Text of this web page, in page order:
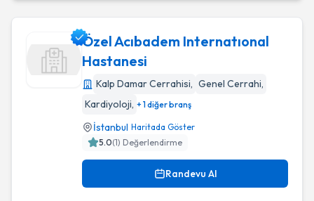
Özel Acıbadem Internatıonal
Hastanesi
Kalp Damar Cerrahisi, Genel Cerrahi,
Kardiyoloji, + 1 diğer branş
İstanbul Haritada Göster
5.0(1) Değerlendirme
Randevu Al